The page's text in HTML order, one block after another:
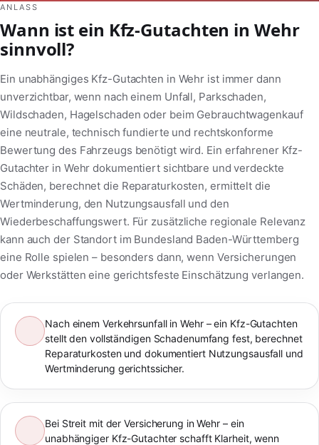
ANLASS
Wann ist ein Kfz-Gutachten in Wehr
sinnvoll?
Ein unabhängiges Kfz-Gutachten in Wehr ist immer dann
unverzichtbar, wenn nach einem Unfall, Parkschaden,
Wildschaden, Hagelschaden oder beim Gebrauchtwagenkauf
eine neutrale, technisch fundierte und rechtskonforme
Bewertung des Fahrzeugs benötigt wird. Ein erfahrener Kfz-
Gutachter in Wehr dokumentiert sichtbare und verdeckte
Schäden, berechnet die Reparaturkosten, ermittelt die
Wertminderung, den Nutzungsausfall und den
Wiederbeschaffungswert. Für zusätzliche regionale Relevanz
kann auch der Standort im Bundesland Baden-Württemberg
eine Rolle spielen – besonders dann, wenn Versicherungen
oder Werkstätten eine gerichtsfeste Einschätzung verlangen.
Nach einem Verkehrsunfall in Wehr – ein Kfz-Gutachten
stellt den vollständigen Schadenumfang fest, berechnet
Reparaturkosten und dokumentiert Nutzungsausfall und
Wertminderung gerichtssicher.
Bei Streit mit der Versicherung in Wehr – ein
unabhängiger Kfz-Gutachter schafft Klarheit, wenn